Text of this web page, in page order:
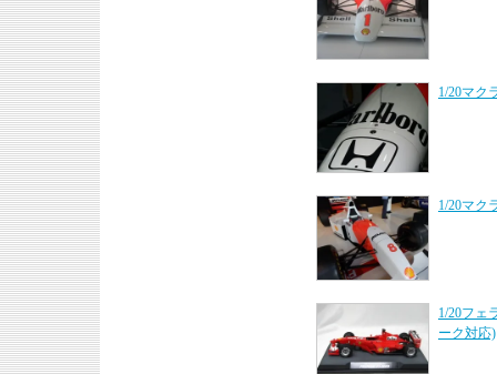
1/20マク
1/20マク
1/20フェ
ーク対応)